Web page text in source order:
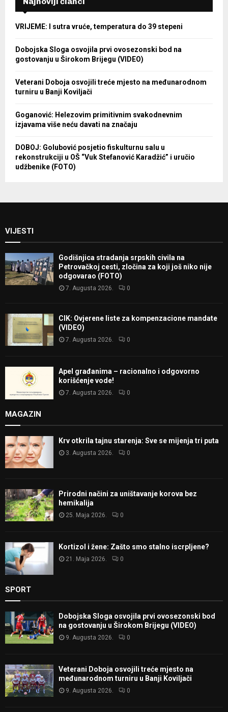
VRIJEME: I sutra vruće, temperatura do 39 stepeni
Dobojska Sloga osvojila prvi ovosezonski bod na
gostovanju u Širokom Brijegu (VIDEO)
Veterani Doboja osvojili treće mjesto na međunarodnom
turniru u Banji Koviljači
Goganović: Helezovim primitivnim svakodnevnim
izjavama više neću davati na značaju
DOBOJ: Golubović posjetio fiskulturnu salu u
rekonstrukciji u OŠ “Vuk Stefanović Karadžić” i uručio
udžbenike (FOTO)
VIJESTI
Godišnjica stradanja srpskih civila na
Petrovačkoj cesti, zločina za koji još niko nije
odgovarao (FOTO)
7. Augusta 2026. 0
CIK: Ovjerene liste za kompenzacione mandate
(VIDEO)
7. Augusta 2026. 0
Apel građanima – racionalno i odgovorno
korišćenje vode!
7. Augusta 2026. 0
MAGAZIN
Krv otkrila tajnu starenja: Sve se mijenja tri puta
3. Augusta 2026. 0
Prirodni načini za uništavanje korova bez
hemikalija
25. Maja 2026. 0
Kortizol i žene: Zašto smo stalno iscrpljene?
21. Maja 2026. 0
SPORT
Dobojska Sloga osvojila prvi ovosezonski bod
na gostovanju u Širokom Brijegu (VIDEO)
9. Augusta 2026. 0
Veterani Doboja osvojili treće mjesto na
međunarodnom turniru u Banji Koviljači
9. Augusta 2026. 0